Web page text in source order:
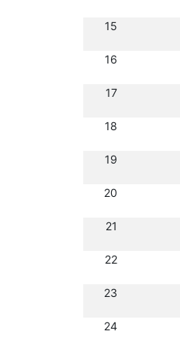
15
16
17
18
19
20
21
22
23
24